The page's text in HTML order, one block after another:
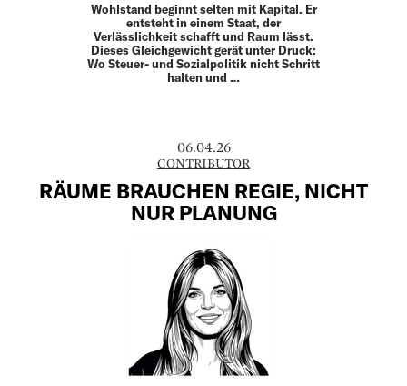
Wohlstand beginnt selten mit Kapital. Er
entsteht in einem Staat, der
Verlässlichkeit schafft und Raum lässt.
Dieses Gleich­gewicht gerät unter Druck:
Wo Steuer- und Sozial­politik nicht Schritt
halten und …
06.04.26
CONTRIBUTOR
RÄUME BRAUCHEN REGIE, NICHT
NUR PLANUNG